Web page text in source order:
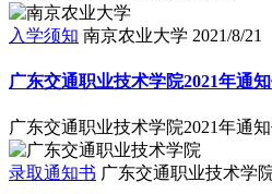
入学须知 南京农业大学 2021/8/21
广东交通职业技术学院2021年通
广东交通职业技术学院2021年通
录取通知书 广东交通职业技术学